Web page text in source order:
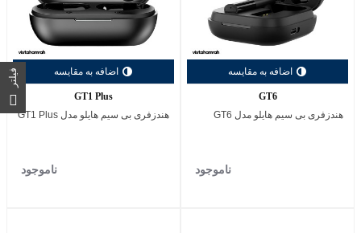
اضافه به مقایسه
GT6
هندزفری بی‌ سیم هایلو مدل GT6
ناموجود
اضافه به مقایسه
GT1 Plus
هندزفری بی ‌سیم هایلو مدل GT1 Plus
ناموجود
فیلتر